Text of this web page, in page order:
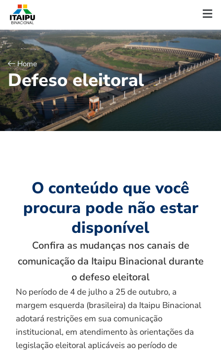
Home
Defeso eleitoral
O conteúdo que você
procura pode não estar
disponível
Confira as mudanças nos canais de
comunicação da Itaipu Binacional durante
o defeso eleitoral
No período de 4 de julho a 25 de outubro, a
margem esquerda (brasileira) da Itaipu Binacional
adotará restrições em sua comunicação
institucional, em atendimento às orientações da
legislação eleitoral aplicáveis ao período de